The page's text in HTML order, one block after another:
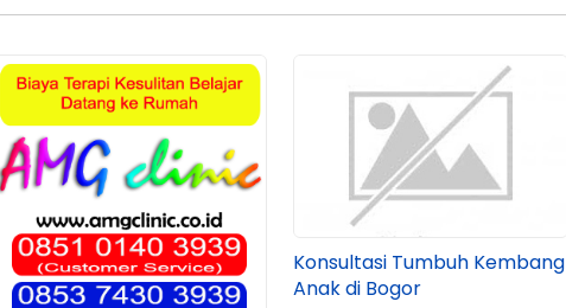
Konsultasi Tumbuh Kembang
Anak di Bogor